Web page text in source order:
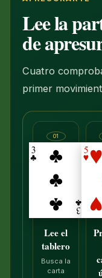
Lee la
de
Cuatro
primer
01
Lee el
tablero
Busca la
carta